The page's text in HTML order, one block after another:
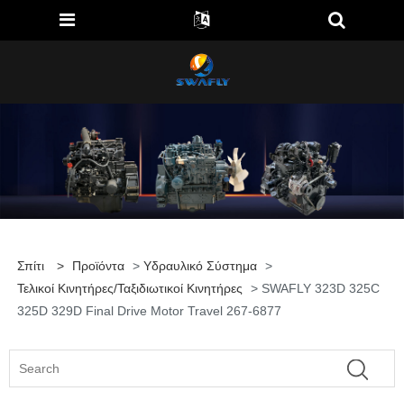
Σπίτι > Προϊόντα > Υδραυλικό Σύστημα >
Τελικοί Κινητήρες/ταξιδιωτικοί Κινητήρες
> SWAFLY 323D 325C
325D 329D Final Drive Motor Travel 267-6877